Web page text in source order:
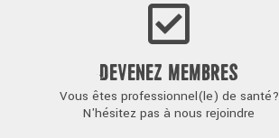
DEVENEZ MEMBRES
Vous êtes professionnel(le) de santé?
N'hésitez pas à nous rejoindre